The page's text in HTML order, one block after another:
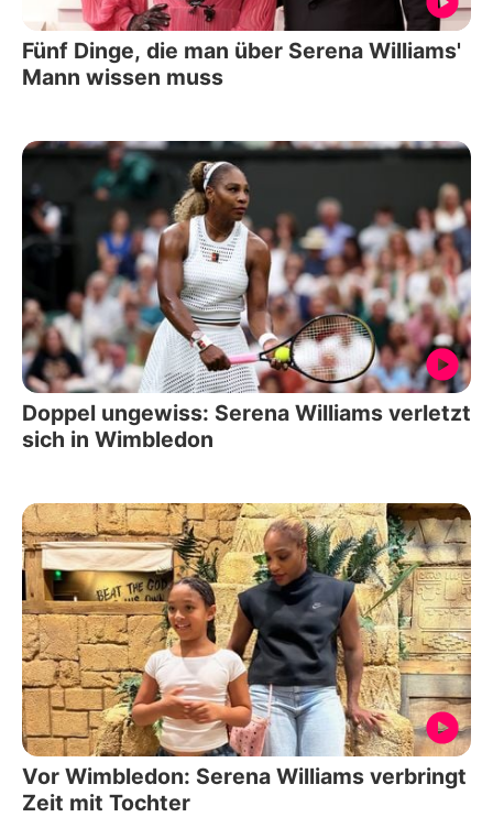
Fünf Dinge, die man über Serena Williams'
Mann wissen muss
Doppel ungewiss: Serena Williams verletzt
sich in Wimbledon
Vor Wimbledon: Serena Williams verbringt
Zeit mit Tochter